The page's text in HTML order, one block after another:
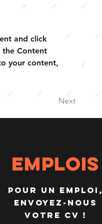
and click
the Content
your content,
Next
EMPLOIS
POUR UN EMPLOI,
ENVOYEZ-NOUS
VOTRE CV !